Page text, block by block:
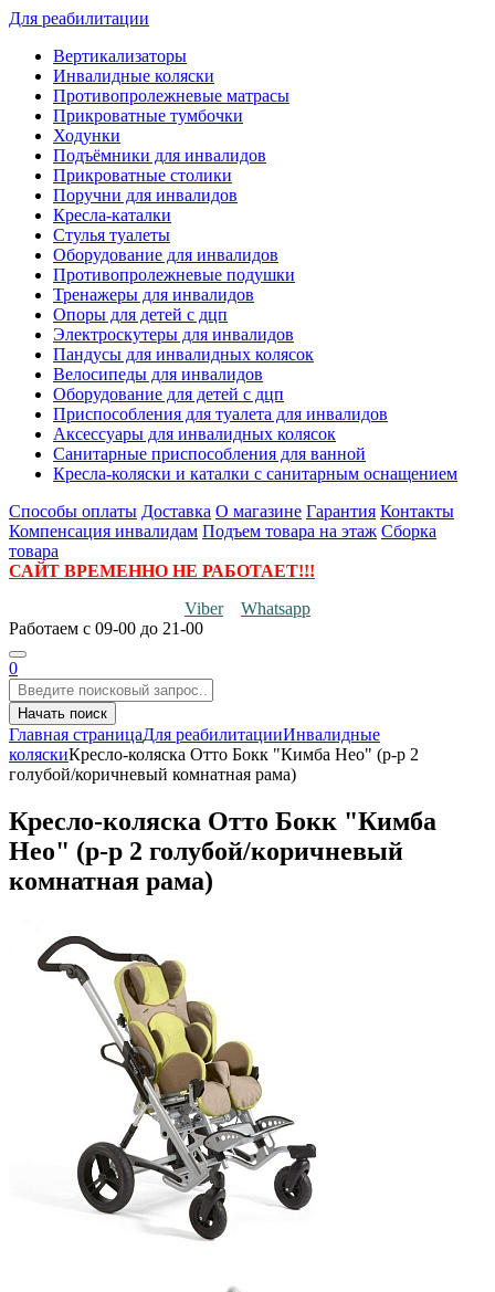
Для реабилитации
Вертикализаторы
Инвалидные коляски
Противопролежневые матрасы
Прикроватные тумбочки
Ходунки
Подъёмники для инвалидов
Прикроватные столики
Поручни для инвалидов
Кресла-каталки
Стулья туалеты
Оборудование для инвалидов
Противопролежневые подушки
Тренажеры для инвалидов
Опоры для детей с дцп
Электроскутеры для инвалидов
Пандусы для инвалидных колясок
Велосипеды для инвалидов
Оборудование для детей с дцп
Приспособления для туалета для инвалидов
Аксессуары для инвалидных колясок
Санитарные приспособления для ванной
Кресла-коляски и каталки с санитарным оснащением
Способы оплаты Доставка О магазине Гарантия Контакты
Компенсация инвалидам Подъем товара на этаж Сборка
товара
САЙТ ВРЕМЕННО НЕ РАБОТАЕТ!!!
Viber
Whatsapp
Работаем с 09-00 до 21-00
0
Начать поиск
Главная страницаДля реабилитацииИнвалидные
коляскиКресло-коляска Отто Бокк "Кимба Нео" (р-р 2
голубой/коричневый комнатная рама)
Кресло-коляска Отто Бокк "Кимба
Нео" (р-р 2 голубой/коричневый
комнатная рама)